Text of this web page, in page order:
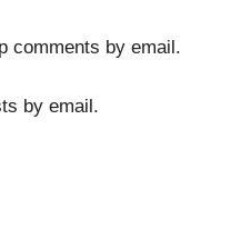
comments by email.
by email.